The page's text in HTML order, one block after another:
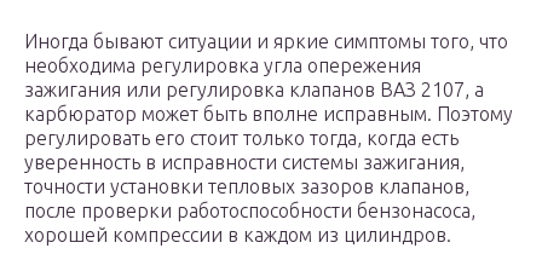
Иногда бывают ситуации и яркие симптомы того, что
необходима регулировка угла опережения
зажигания или регулировка клапанов ВАЗ 2107, а
карбюратор может быть вполне исправным. Поэтому
регулировать его стоит только тогда, когда есть
уверенность в исправности системы зажигания,
точности установки тепловых зазоров клапанов,
после проверки работоспособности бензонасоса,
хорошей компрессии в каждом из цилиндров.